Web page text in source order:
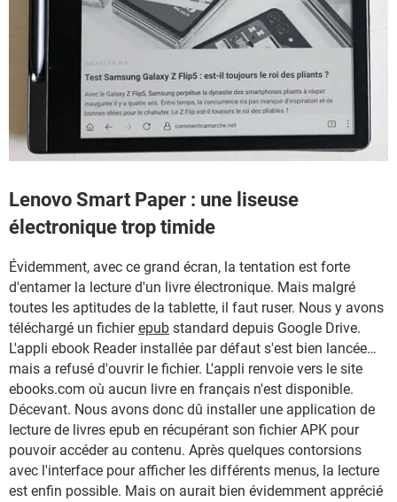
Lenovo Smart Paper : une liseuse
électronique trop timide
Évidemment, avec ce grand écran, la tentation est forte
d'entamer la lecture d'un livre électronique. Mais malgré
toutes les aptitudes de la tablette, il faut ruser. Nous y avons
téléchargé un fichierepub standard depuis Google Drive.
L'appli ebook Reader installée par défaut s'est bien lancée…
mais a refusé d'ouvrir le fichier. L'appli renvoie vers le site
ebooks.com où aucun livre en français n'est disponible.
Décevant. Nous avons donc dû installer une application de
lecture de livres epub en récupérant son fichier APK pour
pouvoir accéder au contenu. Après quelques contorsions
avec l'interface pour afficher les différents menus, la lecture
est enfin possible. Mais on aurait bien évidemment apprécié